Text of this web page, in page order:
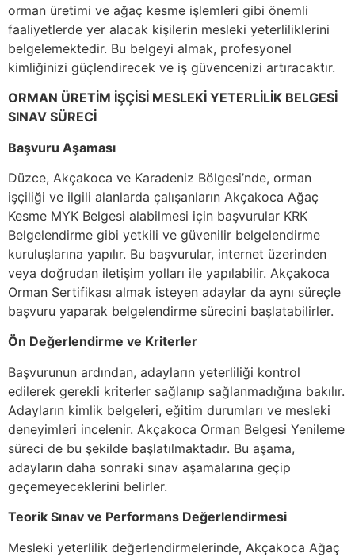
orman üretimi ve ağaç kesme işlemleri gibi önemli
faaliyetlerde yer alacak kişilerin mesleki yeterliliklerini
belgelemektedir. Bu belgeyi almak, profesyonel
kimliğinizi güçlendirecek ve iş güvencenizi artıracaktır.
ORMAN ÜRETİM İŞÇİSİ MESLEKİ YETERLİLİK BELGESİ
SINAV SÜRECİ
Başvuru Aşaması
Düzce, Akçakoca ve Karadeniz Bölgesi’nde, orman
işçiliği ve ilgili alanlarda çalışanların Akçakoca Ağaç
Kesme MYK Belgesi alabilmesi için başvurular KRK
Belgelendirme gibi yetkili ve güvenilir belgelendirme
kuruluşlarına yapılır. Bu başvurular, internet üzerinden
veya doğrudan iletişim yolları ile yapılabilir. Akçakoca
Orman Sertifikası almak isteyen adaylar da aynı süreçle
başvuru yaparak belgelendirme sürecini başlatabilirler.
Ön Değerlendirme ve Kriterler
Başvurunun ardından, adayların yeterliliği kontrol
edilerek gerekli kriterler sağlanıp sağlanmadığına bakılır.
Adayların kimlik belgeleri, eğitim durumları ve mesleki
deneyimleri incelenir. Akçakoca Orman Belgesi Yenileme
süreci de bu şekilde başlatılmaktadır. Bu aşama,
adayların daha sonraki sınav aşamalarına geçip
geçemeyeceklerini belirler.
Teorik Sınav ve Performans Değerlendirmesi
Mesleki yeterlilik değerlendirmelerinde, Akçakoca Ağaç